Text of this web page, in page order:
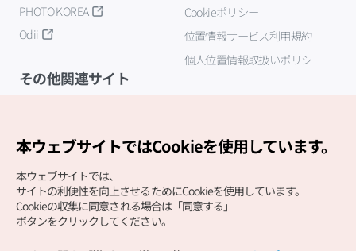
PHOTO KOREA
Odii
Cookieポリシー
位置情報サービス利用規約
個人位置情報取扱いポリシー
その他関連サイト
本ウェブサイトではCookieを使用しています。
本ウェブサイトでは、
サイトの利便性を向上させるためにCookieを使用しています。
Cookieの収集に同意される場合は「同意する」
ボタンをクリックしてください。